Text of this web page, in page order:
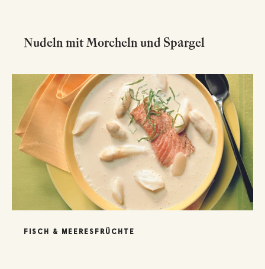
Nudeln mit Morcheln und Spargel
FISCH & MEERESFRÜCHTE